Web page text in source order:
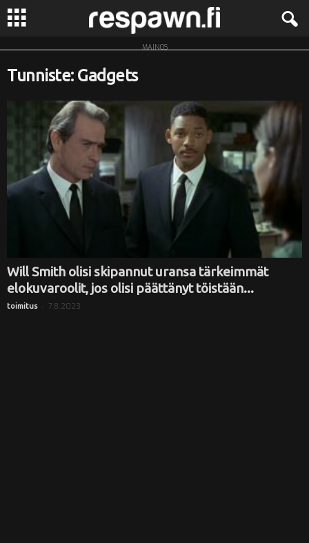
R
MAINOS
Tunniste: Gadgets
Will Smith olisi skipannut uransa tärkeimmät
elokuvaroolit, jos olisi päättänyt töistään...
toimitus - 7.8.2023